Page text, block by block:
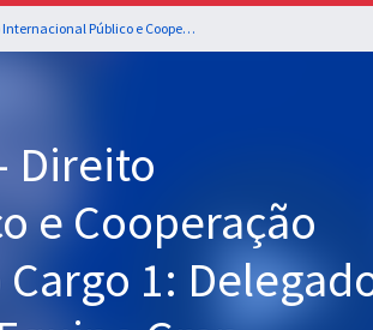
PF - Polícia Federal - Direito Internacional Público e Cooperação Internacional para o Cargo 1: Delegado de Polícia Federal - Equipe Gran
Direito
e Cooperação
1: